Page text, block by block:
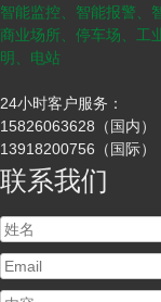
智能监控、智能报警、
商业场所、停车场、工
明、电站
24小时客户服务：
15826063628（国内）
13918200756（国际）
联系我们